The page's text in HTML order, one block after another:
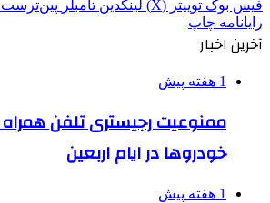
فیس بوک توییتر (X) لینکدین ‫تامبلر ‫پین‌ترست
رایانامه چاپ
آخرین اخبار
1 هفته پیش
ممنوعیت رجیستری تلفن
خودروها در ایام اربعین
1 هفته پیش